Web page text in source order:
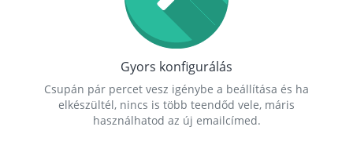
Gyors konfigurálás
Csupán pár percet vesz igénybe a beállítása és ha
elkészültél, nincs is több teendőd vele, máris
használhatod az új emailcímed.